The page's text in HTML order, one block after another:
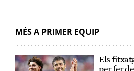
MÉS A PRIMER EQUIP
Els